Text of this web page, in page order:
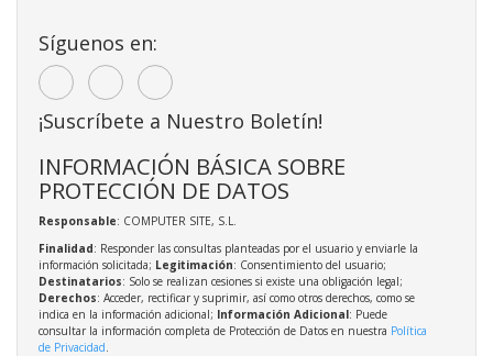
Síguenos en:
¡Suscríbete a Nuestro Boletín!
INFORMACIÓN BÁSICA SOBRE
PROTECCIÓN DE DATOS
Responsable: COMPUTER SITE, S.L.
Finalidad: Responder las consultas planteadas por el usuario y enviarle la
información solicitada; Legitimación: Consentimiento del usuario;
Destinatarios: Solo se realizan cesiones si existe una obligación legal;
Derechos: Acceder, rectificar y suprimir, así como otros derechos, como se
indica en la información adicional; Información Adicional: Puede
consultar la información completa de Protección de Datos en nuestra Política
de Privacidad